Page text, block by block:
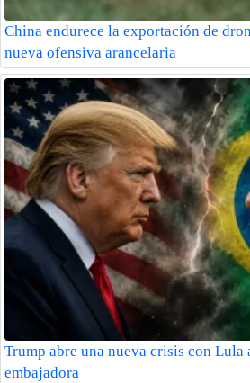
China endurece la exportación de
nueva ofensiva arancelaria
Trump abre una nueva crisis con Lula
embajadora